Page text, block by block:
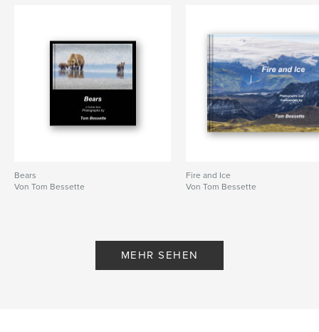
Bears
Von Tom Bessette
Fire and Ice
Von Tom Bessette
MEHR SEHEN